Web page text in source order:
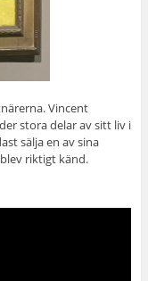
Vincent
stora delar av sitt liv i
sälja en av sina
riktigt känd.